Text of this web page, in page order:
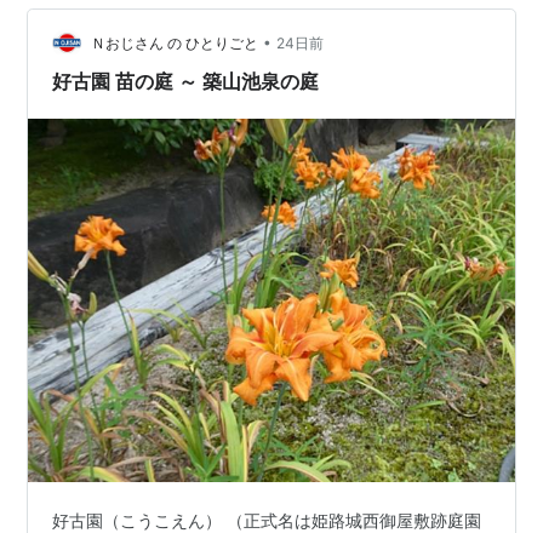
年、新制作協会会員に推挙される。1976年、国立ロー
マ・アカデミアのエミリオ・グレコ教室で学ぶ。帰国
後、後進の指導や育成に…
Ｎおじさん の ひとりごと • 24日前
好古園 苗の庭 ～ 築山池泉の庭
好古園（こうこえん） （正式名は姫路城西御屋敷跡庭園